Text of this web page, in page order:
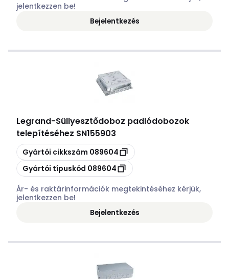
jelentkezzen be!
Bejelentkezés
Legrand-Süllyesztődoboz padlódobozok
telepítéséhez SN155903
Másolás
Gyártói cikkszám 089604
Másolás
Gyártói típuskód 089604
Ár- és raktárinformációk megtekintéséhez kérjük,
jelentkezzen be!
Bejelentkezés